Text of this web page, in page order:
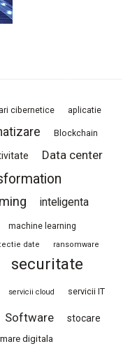
cibernetice aplicatie
Blockchain
Data center
inteligenta
machine learning
date ransomware
securitate
servicii cloud servicii IT
Software stocare
digitala